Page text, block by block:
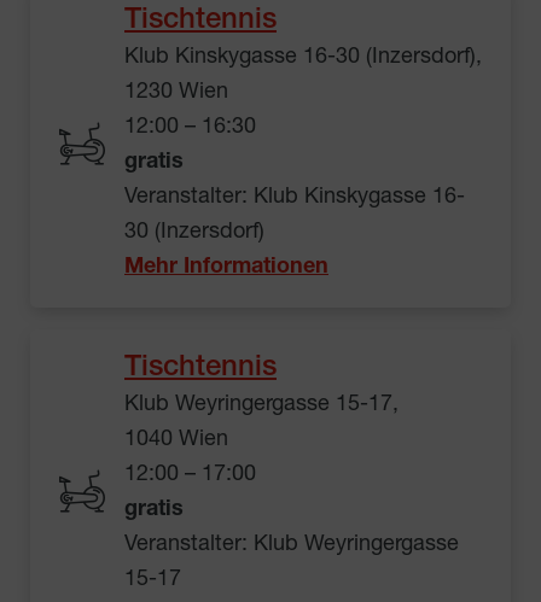
Tischtennis
Klub Kinskygasse 16-30 (Inzersdorf),
1230 Wien
12:00 – 16:30
gratis
Veranstalter: Klub Kinskygasse 16-
30 (Inzersdorf)
Mehr Informationen
Tischtennis
Klub Weyringergasse 15-17,
1040 Wien
12:00 – 17:00
gratis
Veranstalter: Klub Weyringergasse
15-17